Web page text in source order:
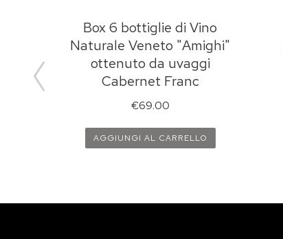
Box 6 bottiglie di Vino
Naturale Veneto "Amighi"
ottenuto da uvaggi
Cabernet Franc
€69.00
AGGIUNGI AL CARRELLO